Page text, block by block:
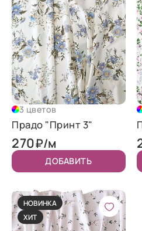
3 цветов
Прадо "Принт 3"
270₽/м
ДОБАВИТЬ
НОВИНКА
ХИТ